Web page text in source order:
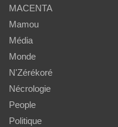
MACENTA
Mamou
Média
Monde
N'Zérékoré
Nécrologie
People
Politique